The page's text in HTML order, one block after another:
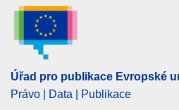
Úřad pro publikace Evropské
Právo | Data | Publikace